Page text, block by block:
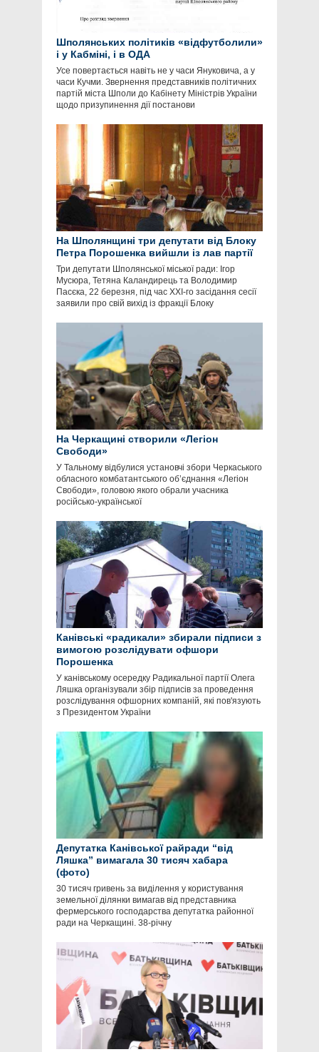
Шполянських політиків «відфутболили»
і у Кабміні, і в ОДА
Усе повертається навіть не у часи Януковича, а у
часи Кучми. Звернення представників політичних
партій міста Шполи до Кабінету Міністрів України
щодо призупинення дії постанови
На Шполянщині три депутати від Блоку
Петра Порошенка вийшли із лав партії
Три депутати Шполянської міської ради: Ігор
Мусюра, Тетяна Каландирець та Володимир
Пасєка, 22 березня, під час ХХІ-го засідання сесії
заявили про свій вихід із фракції Блоку
На Черкащині створили «Легіон
Свободи»
У Тальному відбулися установчі збори Черкаського
обласного комбатантського об’єднання «Легіон
Свободи», головою якого обрали учасника
російсько-української
Канівські «радикали» збирали підписи з
вимогою розслідувати офшори
Порошенка
У канівському осередку Радикальної партії Олега
Ляшка організували збір підписів за проведення
розслідування офшорних компаній, які пов'язують
з Президентом України
Депутатка Канівської райради “від
Ляшка” вимагала 30 тисяч хабара
(фото)
30 тисяч гривень за виділення у користування
земельної ділянки вимагав від представника
фермерського господарства депутатка районної
ради на Черкащині. 38-річну